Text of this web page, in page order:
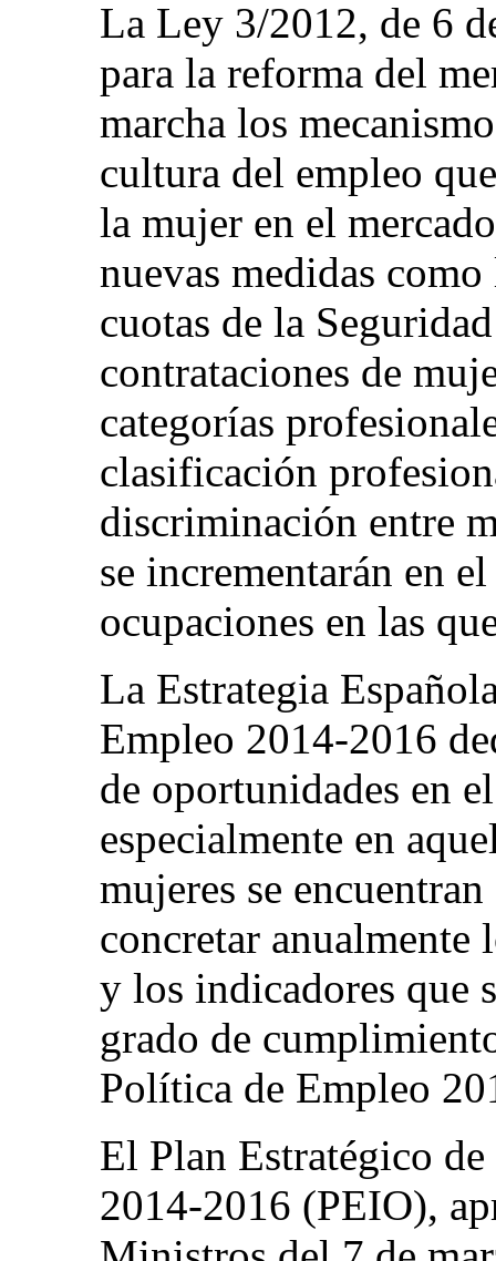
La Ley 3/2012, de 6
para la reforma del
marcha los
cultura del empleo
la mujer en el
nuevas medidas
cuotas de la
contrataciones de
categorías
clasificación
discriminación entre
se incrementarán en
ocupaciones en las
La Estrategia
Empleo 2014-2016
de oportunidades en
especialmente en
mujeres se
concretar anualmente
y los indicadores que
grado de
Política de Empleo
El Plan Estratégico
2014-2016 (PEIO),